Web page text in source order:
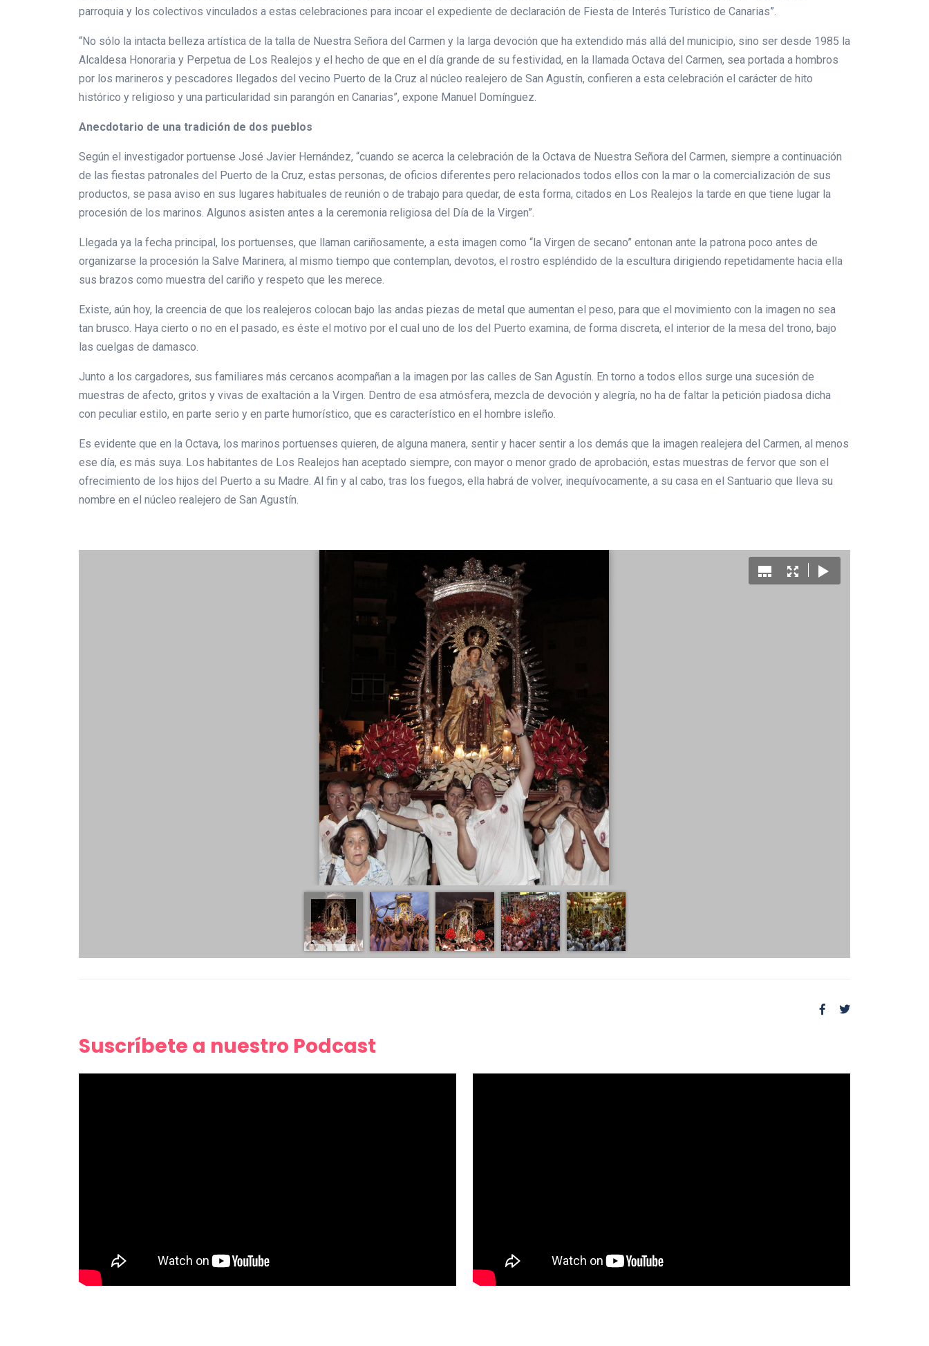
parroquia y los colectivos vinculados a estas celebraciones para incoar el expediente de declaración de Fiesta de Interés Turístico de Canarias”.
“No sólo la intacta belleza artística de la talla de Nuestra Señora del Carmen y la larga devoción que ha extendido más allá del municipio, sino ser desde 1985 la
Alcaldesa Honoraria y Perpetua de Los Realejos y el hecho de que en el día grande de su festividad, en la llamada Octava del Carmen, sea portada a hombros
por los marineros y pescadores llegados del vecino Puerto de la Cruz al núcleo realejero de San Agustín, confieren a esta celebración el carácter de hito
histórico y religioso y una particularidad sin parangón en Canarias”, expone Manuel Domínguez.
Anecdotario de una tradición de dos pueblos
Según el investigador portuense José Javier Hernández, “cuando se acerca la celebración de la Octava de Nuestra Señora del Carmen, siempre a continuación
de las fiestas patronales del Puerto de la Cruz, estas personas, de oficios diferentes pero relacionados todos ellos con la mar o la comercialización de sus
productos, se pasa aviso en sus lugares habituales de reunión o de trabajo para quedar, de esta forma, citados en Los Realejos la tarde en que tiene lugar la
procesión de los marinos. Algunos asisten antes a la ceremonia religiosa del Día de la Virgen”.
Llegada ya la fecha principal, los portuenses, que llaman cariñosamente, a esta imagen como “la Virgen de secano” entonan ante la patrona poco antes de
organizarse la procesión la Salve Marinera, al mismo tiempo que contemplan, devotos, el rostro espléndido de la escultura dirigiendo repetidamente hacia ella
sus brazos como muestra del cariño y respeto que les merece.
Existe, aún hoy, la creencia de que los realejeros colocan bajo las andas piezas de metal que aumentan el peso, para que el movimiento con la imagen no sea
tan brusco. Haya cierto o no en el pasado, es éste el motivo por el cual uno de los del Puerto examina, de forma discreta, el interior de la mesa del trono, bajo
las cuelgas de damasco.
Junto a los cargadores, sus familiares más cercanos acompañan a la imagen por las calles de San Agustín. En torno a todos ellos surge una sucesión de
muestras de afecto, gritos y vivas de exaltación a la Virgen. Dentro de esa atmósfera, mezcla de devoción y alegría, no ha de faltar la petición piadosa dicha
con peculiar estilo, en parte serio y en parte humorístico, que es característico en el hombre isleño.
Es evidente que en la Octava, los marinos portuenses quieren, de alguna manera, sentir y hacer sentir a los demás que la imagen realejera del Carmen, al menos
ese día, es más suya. Los habitantes de Los Realejos han aceptado siempre, con mayor o menor grado de aprobación, estas muestras de fervor que son el
ofrecimiento de los hijos del Puerto a su Madre. Al fin y al cabo, tras los fuegos, ella habrá de volver, inequívocamente, a su casa en el Santuario que lleva su
nombre en el núcleo realejero de San Agustín.
Suscríbete a nuestro Podcast